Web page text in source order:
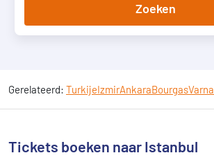
Zoeken
Gerelateerd: TurkijeIzmirAnkaraBourgasVarna
Tickets boeken naar Istanbul